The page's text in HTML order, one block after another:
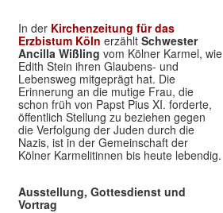
In der Kirchenzeitung für das
Erzbistum Köln erzählt Schwester
Ancilla Wißling vom Kölner Karmel, wie
Edith Stein ihren Glaubens- und
Lebensweg mitgeprägt hat. Die
Erinnerung an die mutige Frau, die
schon früh von Papst Pius XI. forderte,
öffentlich Stellung zu beziehen gegen
die Verfolgung der Juden durch die
Nazis, ist in der Gemeinschaft der
Kölner Karmelitinnen bis heute lebendig.
Ausstellung, Gottesdienst und
Vortrag